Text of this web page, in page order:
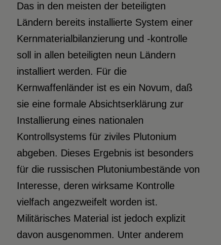
Das in den meisten der beteiligten
Ländern bereits installierte System einer
Kernmaterialbilanzierung und -kontrolle
soll in allen beteiligten neun Ländern
installiert werden. Für die
Kernwaffenländer ist es ein Novum, daß
sie eine formale Absichtserklärung zur
Installierung eines nationalen
Kontrollsystems für ziviles Plutonium
abgeben. Dieses Ergebnis ist besonders
für die russischen Plutoniumbestände von
Interesse, deren wirksame Kontrolle
vielfach angezweifelt worden ist.
Militärisches Material ist jedoch explizit
davon ausgenommen. Unter anderem